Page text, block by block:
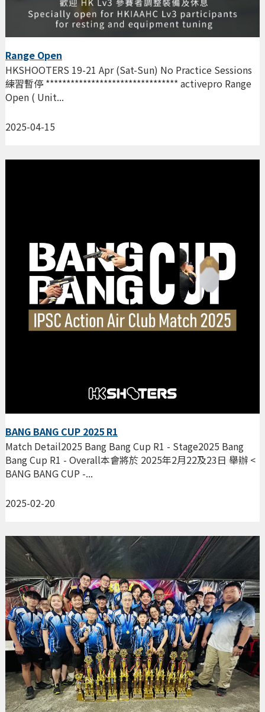
Range Open
2025-04-15
HKSHOOTERS 19-21 Apr (Sat-Sun) No Practice Sessions
練習暫停 ******************************** activepro Range
Open ( Unit...
BANG BANG CUP 2025 R1
2025-02-20
Match Detail2025 Bang Bang Cup R1 - Stage2025 Bang
Bang Cup R1 - Overall本會將於 2025年2月22及23日 舉辦 <
BANG BANG CUP -...